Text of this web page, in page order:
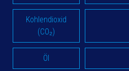
Kohlendioxid
(CO₂)
Öl